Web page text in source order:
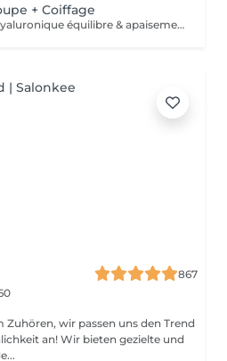
+ Coiffage
SCALP Treatment (Acide hyaluronique équilibre & apaisement) Pour rééquilibrer et purifier le cuir chevelu. Idéal en cas de démangeaisons, pellicules, sécheresse ou excès de sébum. -Apaise le cuir chevelu -Purifie en douceur -Rééquilibre la barrière protectrice naturelle -Favorise un environnement sain pour la pousse
867
wir passen uns den Trend
an! Wir bieten gezielte und